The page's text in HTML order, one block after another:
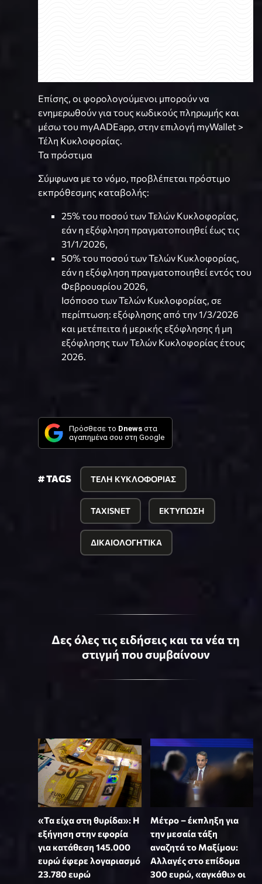
Επίσης, οι φορολογούμενοι μπορούν να
ενημερωθούν για τους κωδικούς πληρωμής και
μέσω του myAADEapp, στην επιλογή myWallet >
Τέλη Κυκλοφορίας.
Τα πρόστιμα
Σύμφωνα με το νόμο, προβλέπεται πρόστιμο
εκπρόθεσμης καταβολής:
25% του ποσού των Τελών Κυκλοφορίας,
εάν η εξόφληση πραγματοποιηθεί έως τις
31/1/2026,
50% του ποσού των Τελών Κυκλοφορίας,
εάν η εξόφληση πραγματοποιηθεί εντός του
Φεβρουαρίου 2026,
Ισόποσο των Τελών Κυκλοφορίας, σε
περίπτωση: εξόφλησης από την 1/3/2026
και μετέπειτα ή μερικής εξόφλησης ή μη
εξόφλησης των Τελών Κυκλοφορίας έτους
2026.
Πρόσθεσε το Dnews στα
αγαπημένα σου στη Google
# TAGS ΤΕΛΗ ΚΥΚΛΟΦΟΡΙΑΣ
TAXISNET ΕΚΤΥΠΩΣΗ
ΔΙΚΑΙΟΛΟΓΗΤΙΚΑ
Δες όλες τις ειδήσεις και τα νέα τη
στιγμή που συμβαίνουν
«Τα είχα στη θυρίδα»: Η
εξήγηση στην εφορία
για κατάθεση 145.000
ευρώ έφερε λογαριασμό
23.780 ευρώ
Μέτρο – έκπληξη για
την μεσαία τάξη
αναζητά το Μαξίμου:
Αλλαγές στο επίδομα
300 ευρώ, «αγκάθι» οι